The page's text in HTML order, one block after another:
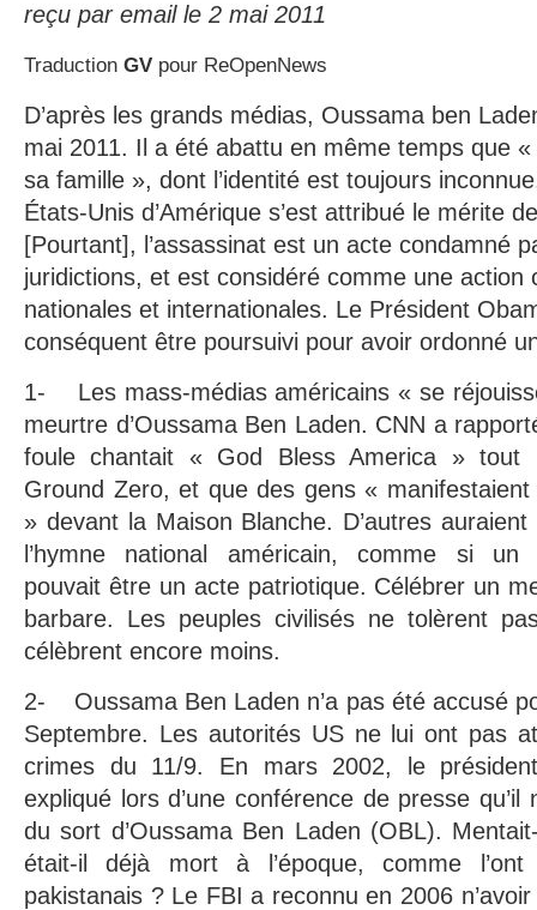
reçu par email le 2 mai 2011
Traduction GV pour ReOpenNews
D’après les grands médias, Oussama ben
mai 2011. Il a été abattu en même temps que «
sa famille », dont l’identité est toujours
États-Unis d’Amérique s’est attribué le mérite
[Pourtant], l’assassinat est un acte condamné
juridictions, et est considéré comme une action
nationales et internationales. Le Président
conséquent être poursuivi pour avoir ordonné
1- Les mass-médias américains « se
meurtre d’Oussama Ben Laden. CNN a
foule chantait « God Bless America » tout
Ground Zero, et que des gens « manifestaient
» devant la Maison Blanche. D’autres auraient
l’hymne national américain, comme si un
pouvait être un acte patriotique. Célébrer un
barbare. Les peuples civilisés ne tolèrent
célèbrent encore moins.
2- Oussama Ben Laden n’a pas été accusé
Septembre. Les autorités US ne lui ont pas
crimes du 11/9. En mars 2002, le
expliqué lors d’une conférence de presse
du sort d’Oussama Ben Laden (OBL).
était-il déjà mort à l’époque, comme
pakistanais ? Le FBI a reconnu en 2006